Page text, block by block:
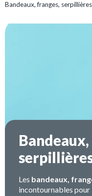
Bandeaux, franges, serpillières
Les bandeaux,
incontournables pour